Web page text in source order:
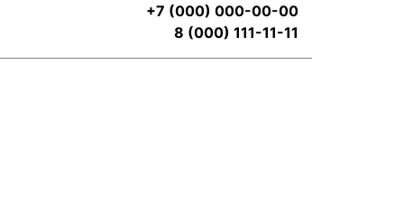
+7 (000) 000-00-00
8 (000) 111-11-11